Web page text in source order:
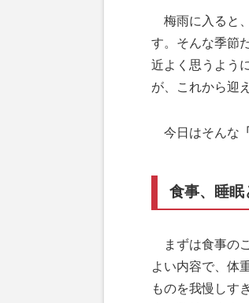
梅雨に入ると
す。そんな季節
近よく思うよう
が、これから迎
今日はそんな
食事、睡眠
まずは食事の
よい内容で、体
ものを我慢しす